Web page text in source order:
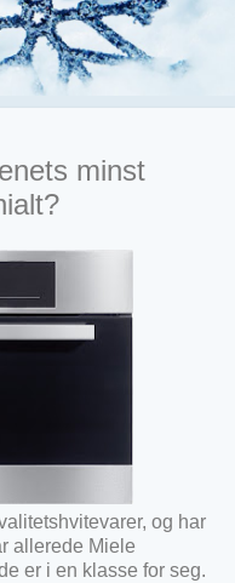
minst
og har
allerede Miele
er i en klasse for seg.